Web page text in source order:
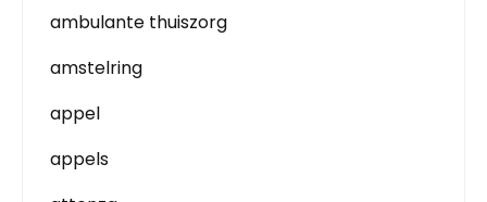
ambulante thuiszorg
amstelring
appel
appels